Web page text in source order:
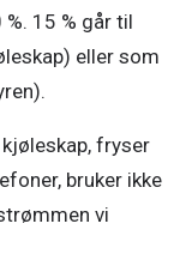
15 % går til
eller som
fryser
bruker ikke
vi